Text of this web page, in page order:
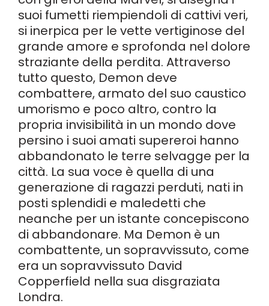
suoi fumetti riempiendoli di cattivi veri,
si inerpica per le vette vertiginose del
grande amore e sprofonda nel dolore
straziante della perdita. Attraverso
tutto questo, Demon deve
combattere, armato del suo caustico
umorismo e poco altro, contro la
propria invisibilità in un mondo dove
persino i suoi amati supereroi hanno
abbandonato le terre selvagge per la
città. La sua voce è quella di una
generazione di ragazzi perduti, nati in
posti splendidi e maledetti che
neanche per un istante concepiscono
di abbandonare. Ma Demon è un
combattente, un sopravvissuto, come
era un sopravvissuto David
Copperfield nella sua disgraziata
Londra.